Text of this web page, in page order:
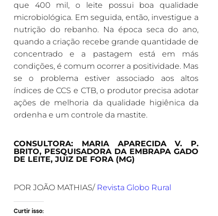
que 400 mil, o leite possui boa qualidade
microbiológica. Em seguida, então, investigue a
nutrição do rebanho. Na época seca do ano,
quando a criação recebe grande quantidade de
concentrado e a pastagem está em más
condições, é comum ocorrer a positividade. Mas
se o problema estiver associado aos altos
índices de CCS e CTB, o produtor precisa adotar
ações de melhoria da qualidade higiênica da
ordenha e um controle da mastite.
CONSULTORA: MARIA APARECIDA V. P.
BRITO, PESQUISADORA DA EMBRAPA GADO
DE LEITE, JUIZ DE FORA (MG)
POR JOÃO MATHIAS/ Revista Globo Rural
Curtir isso: